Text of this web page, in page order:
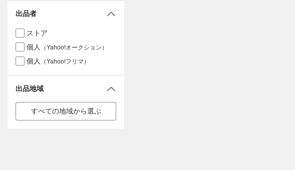
出品者
ストア
個人
（Yahoo!オークション）
個人 （Yahoo!フリマ）
出品地域
すべての地域から選ぶ